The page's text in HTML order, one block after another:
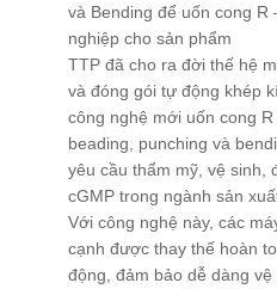
và Bending để uốn cong R
nghiệp cho sản phẩm
TTP đã cho ra đời thế hệ
và đóng gói tự động khép
công nghệ mới uốn cong
beading, punching và
yêu cầu thẩm mỹ, vệ sinh,
cGMP trong ngành sản
Với công nghệ này, các
cạnh được thay thế hoàn
động, đảm bảo dễ dàng
Giải Pháp Vệ Sinh
Mạng Scada
Giải Pháp Trọn Gói
LIÊN HỆ
TIN TỨC
QUY TẮC ỨNG XỬ
MUA HÀNG